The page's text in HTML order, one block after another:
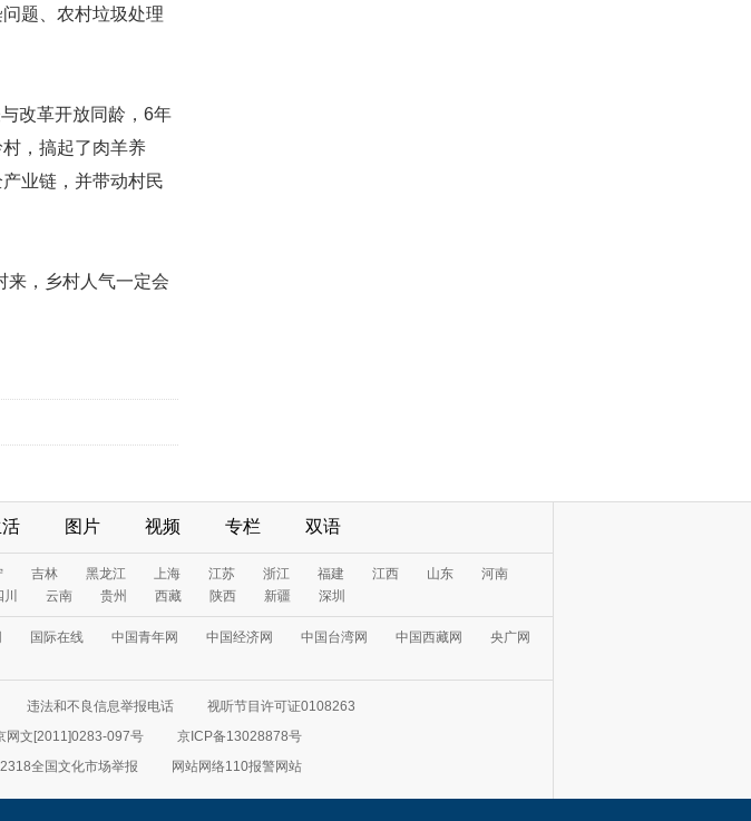
题、农村垃圾处理
改革开放同龄，6年
，搞起了肉羊养
业链，并带动村民
来，乡村人气一定会
图片 视频 专栏 双语
吉林 黑龙江 上海 江苏 浙江 福建 江西 山东
河南
川 云南 贵州 西藏 陕西 新疆 深圳
国际在线 中国青年网 中国经济网 中国台湾网 中国西藏网
央广网
违法和不良信息举报电话
视听节目许可证0108263
网文[2011]0283-097号
京ICP备13028878号
全国文化市场举报 网站网络110报警网站